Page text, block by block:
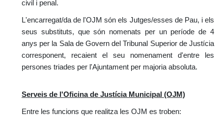
civil i penal.
L'encarregat/da de l'OJM són els Jutges/esses de Pau, i els
seus substituts, que són nomenats per un període de 4
anys per la Sala de Govern del Tribunal Superior de Justícia
corresponent, recaient el seu nomenament d'entre les
persones triades per l'Ajuntament per majoria absoluta.
Serveis de l'Oficina de Justícia Municipal (OJM)
Entre les funcions que realitza les OJM es troben: